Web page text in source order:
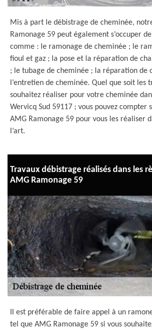
Mis à part le débistrage de cheminée,
Ramonage 59 peut également s’occuper
comme : le ramonage de cheminée ; le
fioul et gaz ; la pose et la réparation de
; le tubage de cheminée ; la réparation de
l’entretien de cheminée. Quel que soit les
souhaitez réaliser pour votre cheminée
Wervicq Sud 59117 ; vous pouvez compter
AMG Ramonage 59 pour vous les réaliser
l’art.
Travaux débistrage réalisés dans les
AMG Ramonage 59
Il est préférable de faire appel à un
tel que AMG Ramonage 59 si vous